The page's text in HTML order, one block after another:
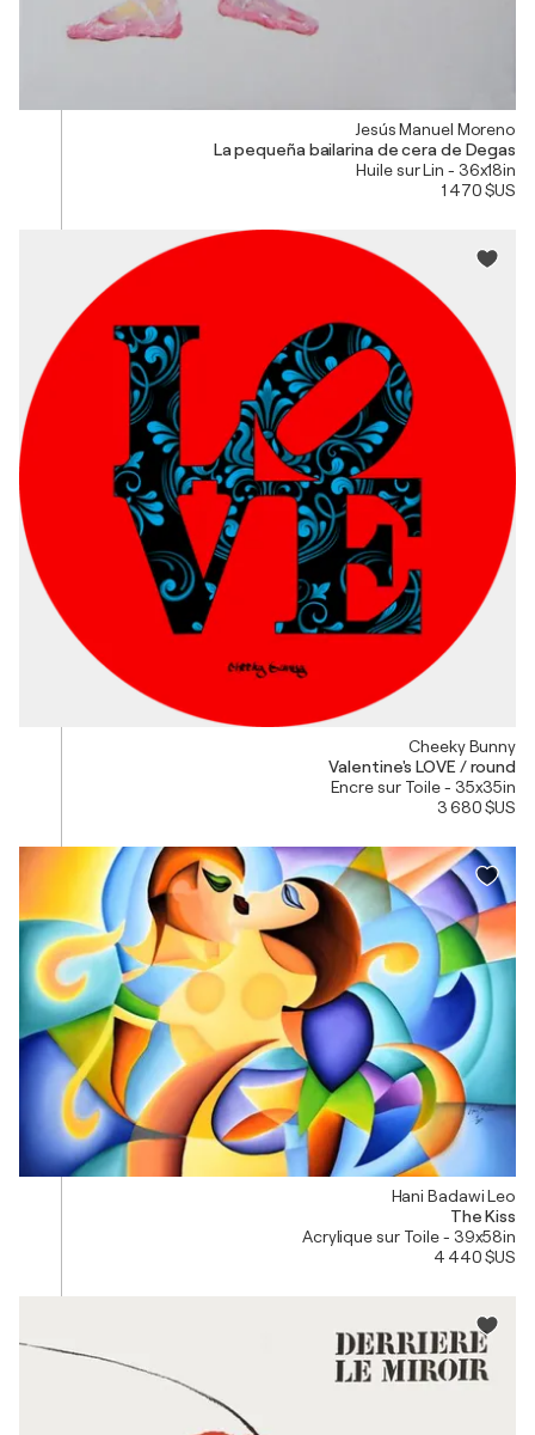
Jesús Manuel Moreno
La pequeña bailarina de cera de Degas
Huile sur Lin - 36x18in
1 470 $US
Cheeky Bunny
Valentine's LOVE / round
Encre sur Toile - 35x35in
3 680 $US
Hani Badawi Leo
The Kiss
Acrylique sur Toile - 39x58in
4 440 $US